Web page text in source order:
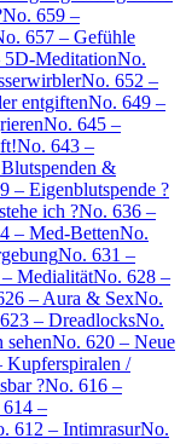
No. 659 –
657 – Gefühle
5D-MeditationNo.
No. 652 –
entgiftenNo. 649 –
No. 645 –
No. 643 –
&
– Eigenblutspende ?
ich ?No. 636 –
– Med-BettenNo.
No. 631 –
MedialitätNo. 628 –
– Aura & SexNo.
– DreadlocksNo.
sehenNo. 620 – Neue
Kupferspiralen /
?No. 616 –
–
612 – IntimrasurNo.